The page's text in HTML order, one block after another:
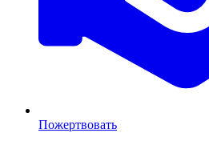
Пожертвовать